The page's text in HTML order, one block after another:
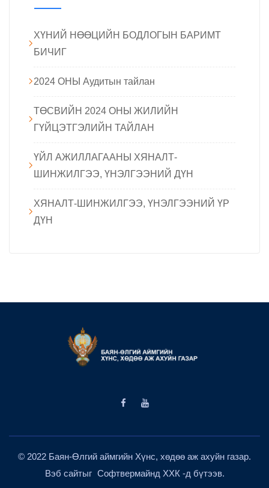
ХҮНИЙ НӨӨЦИЙН БОДЛОГЫН БАРИМТ
БИЧИГ
2024 ОНЫ Аудитын тайлан
ТӨСВИЙН 2024 ОНЫ ЖИЛИЙН
ГҮЙЦЭТГЭЛИЙН ТАЙЛАН
ҮЙЛ АЖИЛЛАГААНЫ ХЯНАЛТ-
ШИНЖИЛГЭЭ, ҮНЭЛГЭЭНИЙ ДҮН
ХЯНАЛТ-ШИНЖИЛГЭЭ, ҮНЭЛГЭЭНИЙ ҮР
ДҮН
© 2022 Баян-Өлгий аймгийн Хүнс, хөдөө аж ахуйн газар.
Вэб сайтыг Софтвермайнд ХХК -д бүтээв.